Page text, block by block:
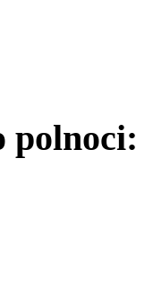
polnoci: